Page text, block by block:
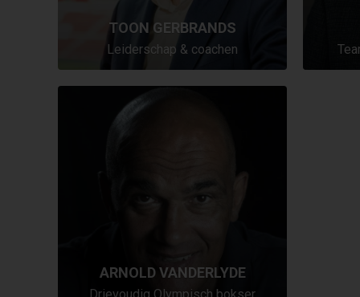
TOON GERBRANDS
Leiderschap & coachen
ARNOLD VANDERLYDE